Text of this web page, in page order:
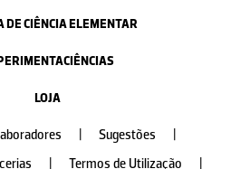
DE CIÊNCIA ELEMENTAR
LOJA
Sugestões
Termos de Utilização